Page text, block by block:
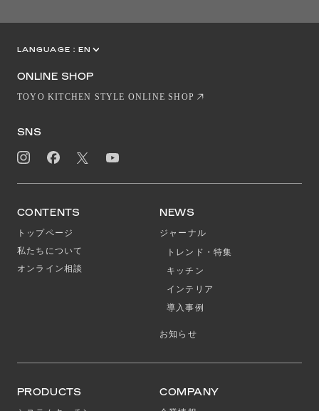
LANGUAGE : EN
ONLINE SHOP
TOYO KITCHEN STYLE ONLINE SHOP
SNS
CONTENTS
トップページ
私たちについて
オンライン相談
NEWS
ジャーナル
トレンド・特集
キッチン
インテリア
導入事例
お知らせ
PRODUCTS COMPANY